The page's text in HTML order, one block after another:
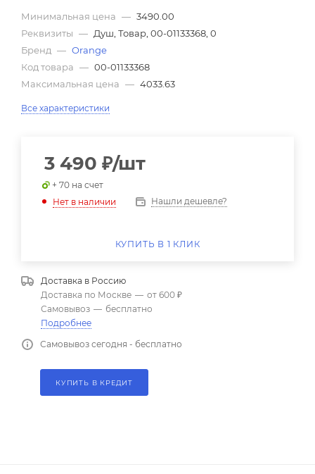
Минимальная цена — 3490.00
Реквизиты — Душ, Товар, 00-01133368, 0
Бренд — Orange
Код товара — 00-01133368
Максимальная цена — 4033.63
Все характеристики
3 490 ₽/шт
+ 70 на счет
Нет в наличии
Нашли дешевле?
КУПИТЬ В 1 КЛИК
Доставка в Россию
Доставка по Москве — от 600 ₽
Самовывоз — бесплатно
Подробнее
Самовывоз сегодня - бесплатно
КУПИТЬ В КРЕДИТ